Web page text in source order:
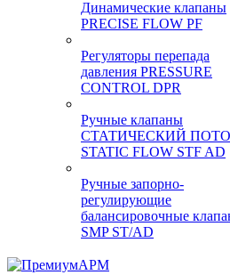
Динамические клапаны
PRECISE FLOW PF
Регуляторы перепада
давления PRESSURE
CONTROL DPR
Ручные клапаны
СТАТИЧЕСКИЙ
STATIC FLOW STF AD
Ручные запорно-
регулирующие
балансировочные
SMP ST/AD